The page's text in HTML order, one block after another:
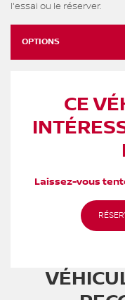
l'essai ou le réserver.
OPTIONS
CE
Laissez-vous